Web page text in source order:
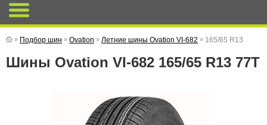
» Подбор шин » Ovation » Летние шины Ovation VI-682 » 165/65 R13
Шины Ovation VI-682 165/65 R13 77T